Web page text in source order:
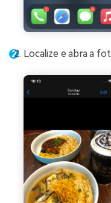
Localize e abra a